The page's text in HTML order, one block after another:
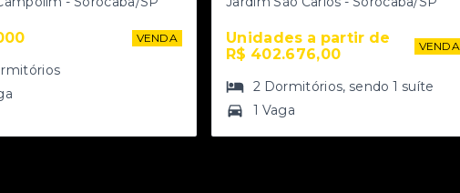
VENDA
Unidades a partir de
R$ 402.676,00
VENDA
2 Dormitórios, sendo1 suíte
1 Vaga